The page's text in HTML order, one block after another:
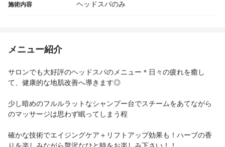
施術内容 ヘッドスパのみ
メニュー紹介
サロンでも大好評のヘッドスパのメニュー＊日々の疲れを癒し
て、健康的な地肌改善へ導きます◎
少し暗めのフルルラットなシャンプー台でスチームをあてながら
のマッサージは思わず眠ってしまう程
確かな技術でエイジングケア＋リフトアップ効果も！ハーブの香